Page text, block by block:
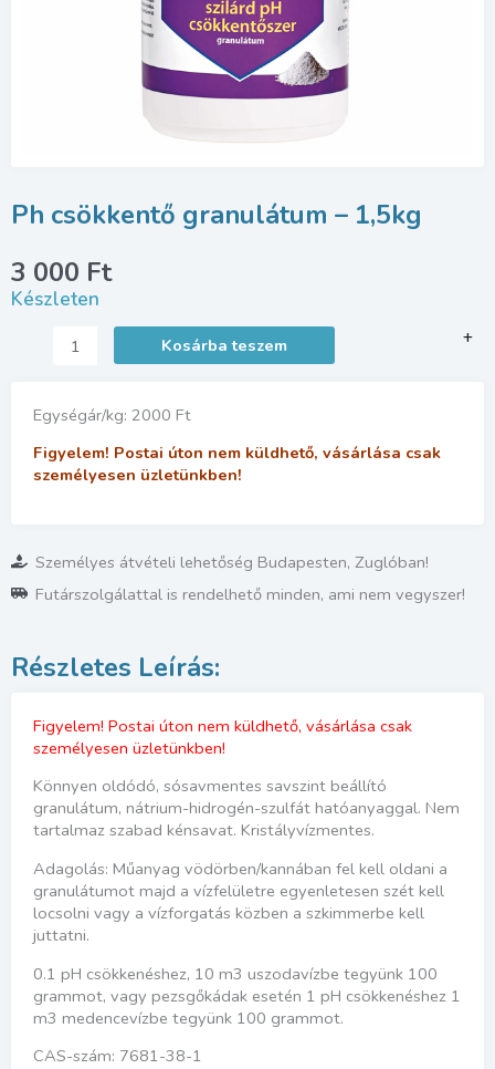
Ph csökkentő granulátum – 1,5kg
3 000 Ft
Készleten
csökkentő
1,5kg
mennyiség
+
Kosárba teszem
Egységár/kg: 2000 Ft
Figyelem! Postai úton nem küldhető, vásárlása csak
személyesen üzletünkben!
Személyes átvételi lehetőség Budapesten, Zuglóban!
Futárszolgálattal is rendelhető minden, ami nem vegyszer!
Figyelem! Postai úton nem küldhető, vásárlása csak
személyesen üzletünkben!
Könnyen oldódó, sósavmentes savszint beállító
granulátum, nátrium-hidrogén-szulfát hatóanyaggal. Nem
tartalmaz szabad kénsavat. Kristályvízmentes.
Adagolás: Műanyag vödörben/kannában fel kell oldani a
granulátumot majd a vízfelületre egyenletesen szét kell
locsolni vagy a vízforgatás közben a szkimmerbe kell
juttatni.
0.1 pH csökkenéshez, 10 m3 uszodavízbe tegyünk 100
grammot, vagy pezsgőkádak esetén 1 pH csökkenéshez 1
m3 medencevízbe tegyünk 100 grammot.
CAS-szám: 7681-38-1